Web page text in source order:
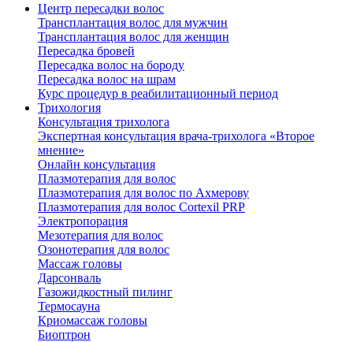
Центр пересадки волос
Трансплантация волос для мужчин
Трансплантация волос для женщин
Пересадка бровей
Пересадка волос на бороду
Пересадка волос на шрам
Курс процедур в реабилитационный период
Трихология
Консультация трихолога
Экспертная консультация врача-трихолога «Второе
мнение»
Онлайн консультация
Плазмотерапия для волос
Плазмотерапия для волос по Ахмерову
Плазмотерапия для волос Cortexil PRP
Электропорация
Мезотерапия для волос
Озонотерапия для волос
Массаж головы
Дарсонваль
Газожидкостный пилинг
Термосауна
Криомассаж головы
Биоптрон